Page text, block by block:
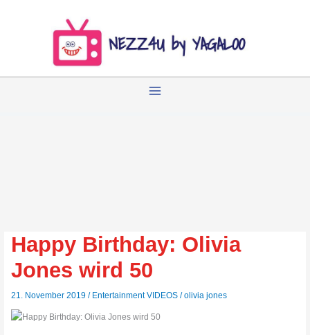
Happy Birthday: Olivia
Jones wird 50
21. November 2019/ Entertainment VIDEOS /olivia jones